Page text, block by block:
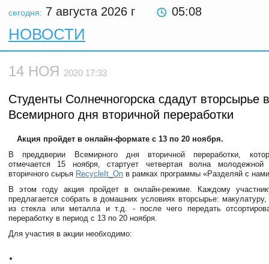
сегодня: 7 августа 2026 г 05:08
НОВОСТИ
14 НОЯ 2020 17:33
Студенты Солнечногорска сдадут вторсырье
Всемирного дня вторичной переработки
Акция пройдет в онлайн-формате с 13 по 20 ноября.
В преддверии Всемирного дня вторичной переработки,
отмечается 15 ноября, стартует четвертая волна
вторичного сырья RecycleIt_On в рамках программы «Разделяй с
В этом году акция пройдет в онлайн-режиме. Каждому
предлагается собрать в домашних условиях вторсырье:
из стекла или металла и т.д. - после чего передать
переработку в период с 13 по 20 ноября.
Для участия в акции необходимо: